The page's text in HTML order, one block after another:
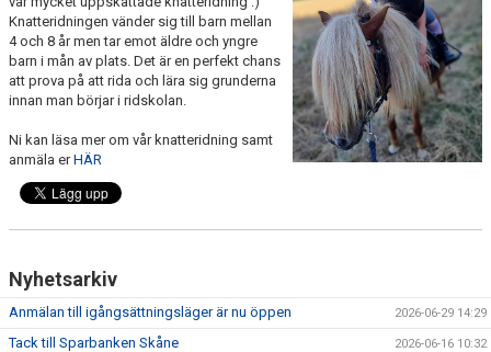
ANLÄGGNING
RIDHUSKALENDER
BLI SPONSOR!
HIPPOCRATES
Knatteridningen vänder sig till barn mellan
4 och 8 år men tar emot äldre och yngre
barn i mån av plats. Det är en perfekt chans
att prova på att rida och lära sig grunderna
innan man börjar i ridskolan.
Ni kan läsa mer om vår knatteridning samt
anmäla erHÄR
Nyhetsarkiv
Anmälan till igångsättningsläger är nu öppen 2026-06-29 14:29
Tack till Sparbanken Skåne 2026-06-16 10:32